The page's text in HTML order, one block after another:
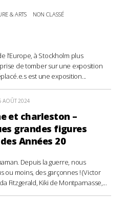
& ARTS NON CLASSÉ
l’Europe, à Stockholm plus
de tomber sur une exposition
est une exposition...
AOÛT 2024
et charleston –
grandes figures
Années 20
Depuis la guerre, nous
ou moins, des garçonnes ! (Victor
Fitzgerald, Kiki de Montparnasse,...